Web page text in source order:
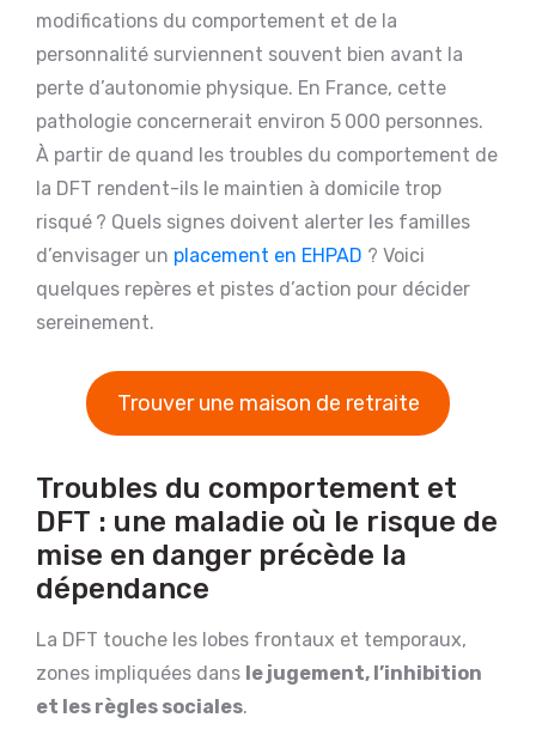
modifications du comportement et de la
personnalité surviennent souvent bien avant la
perte d’autonomie physique. En France, cette
pathologie concernerait environ 5 000 personnes.
À partir de quand les troubles du comportement de
la DFT rendent-ils le maintien à domicile trop
risqué ? Quels signes doivent alerter les familles
d’envisager un placement en EHPAD ? Voici
quelques repères et pistes d’action pour décider
sereinement.
Trouver une maison de retraite
Troubles du comportement et
DFT : une maladie où le risque de
mise en danger précède la
dépendance
La DFT touche les lobes frontaux et temporaux,
zones impliquées dans le jugement, l’inhibition
et les règles sociales.